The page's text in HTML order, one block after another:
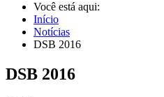
Você está aqui:
Início
Notícias
DSB 2016
DSB 2016